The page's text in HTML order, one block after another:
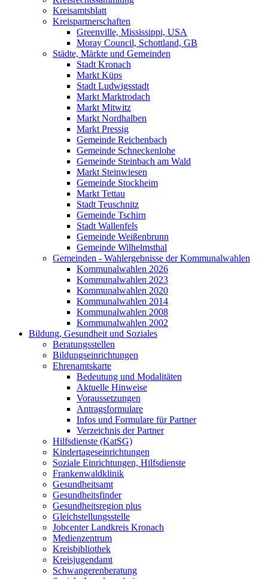
Kreisamtsblatt
Kreispartnerschaften
Greenville, Mississippi, USA
Moray Council, Schottland, GB
Städte, Märkte und Gemeinden
Stadt Kronach
Markt Küps
Stadt Ludwigsstadt
Markt Marktrodach
Markt Mitwitz
Markt Nordhalben
Markt Pressig
Gemeinde Reichenbach
Gemeinde Schneckenlohe
Gemeinde Steinbach am Wald
Markt Steinwiesen
Gemeinde Stockheim
Markt Tettau
Stadt Teuschnitz
Gemeinde Tschirn
Stadt Wallenfels
Gemeinde Weißenbrunn
Gemeinde Wilhelmsthal
Gemeinden - Wahlergebnisse der Kommunalwahlen
Kommunalwahlen 2026
Kommunalwahlen 2023
Kommunalwahlen 2020
Kommunalwahlen 2014
Kommunalwahlen 2008
Kommunalwahlen 2002
Bildung, Gesundheit und Soziales
Beratungsstellen
Bildungseinrichtungen
Ehrenamtskarte
Bedeutung und Modalitäten
Aktuelle Hinweise
Voraussetzungen
Antragsformulare
Infos und Formulare für Partner
Verzeichnis der Partner
Hilfsdienste (KatSG)
Kindertageseinrichtungen
Soziale Einrichtungen, Hilfsdienste
Frankenwaldklinik
Gesundheitsamt
Gesundheitsfinder
Gesundheitsregion plus
Gleichstellungsstelle
Jobcenter Landkreis Kronach
Medienzentrum
Kreisbibliothek
Kreisjugendamt
Schwangerenberatung